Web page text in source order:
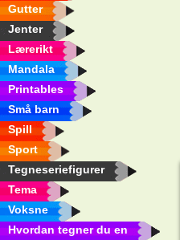
Gutter
Jenter
Lærerikt
Mandala
Printables
Små barn
Spill
Sport
Tegneseriefigurer
Tema
Voksne
Hvordan tegner du en